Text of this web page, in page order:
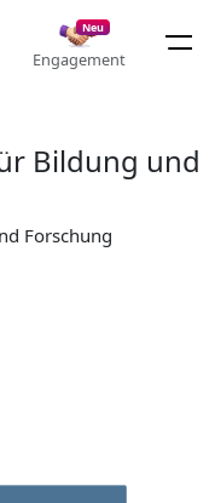
Neu
Engagement
Bildung und
Forschung